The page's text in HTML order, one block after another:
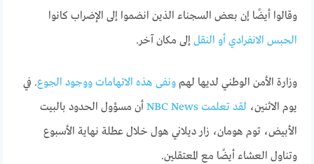
وقالوا أيضًا إن بعض السجناء الذين انضموا إلى الإضراب كانوا
الحبس الانفرادي أو النقل إلى مكان آخر.
وزارة الأمن الوطني لديها لهم ونفى هذه الاتهامات ووجود الجوع. في
يوم الاثنين، لقد تعلمت NBC News
أن مسؤول الحدود بالبيت
الأبيض، توم هومان، زار ديلاني هول خلال عطلة نهاية الأسبوع
وتناول العشاء أيضًا مع المعتقلين.